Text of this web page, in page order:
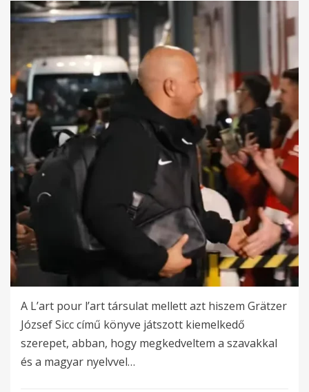
A L’art pour l’art társulat mellett azt hiszem Grätzer
József Sicc című könyve játszott kiemelkedő
szerepet, abban, hogy megkedveltem a szavakkal
és a magyar nyelvvel…